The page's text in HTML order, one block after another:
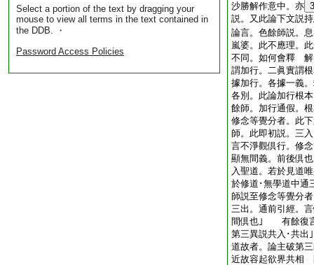
Select a portion of the text by dragging your
mouse to view all terms in the text contained in
the DDB. ・
Password Access Policies
沙勝解作意中。亦 3
説。又此論下文説
論言。色餘師説。
嵐婆。此不應理。
不同。如何會釋 解
謂加行。二眞實謂
據加行。各據一義
各別。此論加行根
餘師。加行通假
修念等覺分者。此
師。此即初説。三
言不淨觀倶行。修
顯無間義。前後倶
入聖道。若於見道
於修道･無學道中
師説至修念等覺分
三出。通前引經。
間倶也｣ 有餘復言
第三異説共入･共
道故者。論主破第
近故容起欲界共相